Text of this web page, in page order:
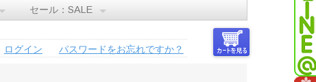
セール：SALE
ログイン パスワードをお忘れですか？